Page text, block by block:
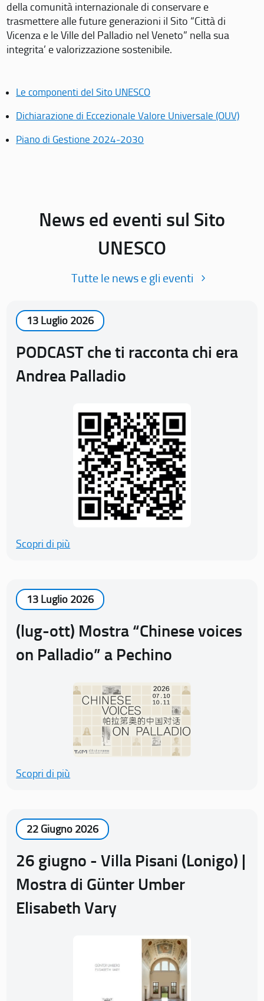
della comunità internazionale di conservare e
trasmettere alle future generazioni il Sito “Città di
Vicenza e le Ville del Palladio nel Veneto” nella sua
integrita’ e valorizzazione sostenibile.
Le componenti del Sito UNESCO
Dichiarazione di Eccezionale Valore Universale (OUV)
Piano di Gestione 2024-2030
News ed eventi sul Sito
UNESCO
Tutte le news e gli eventi
13 Luglio 2026
PODCAST che ti racconta chi era
Andrea Palladio
Scopri di più
13 Luglio 2026
(lug-ott) Mostra “Chinese voices
on Palladio” a Pechino
Scopri di più
22 Giugno 2026
26 giugno - Villa Pisani (Lonigo) |
Mostra di Günter Umber
Elisabeth Vary